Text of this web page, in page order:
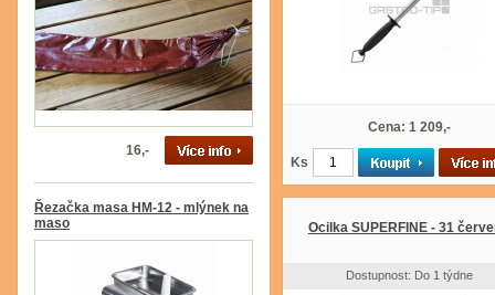
16,-
Řezačka masa HM-12 - mlýnek na
maso
Cena: 1 209,-
Ks
Ocilka SUPERFINE - 31
Dostupnost: Do 1 týdne